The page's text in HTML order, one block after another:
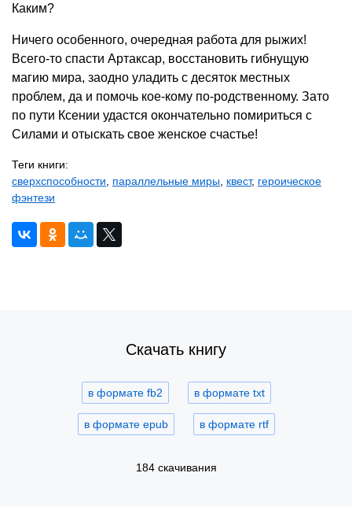
Каким?
Ничего особенного, очередная работа для рыжих!
Всего-то спасти Артаксар, восстановить гибнущую
магию мира, заодно уладить с десяток местных
проблем, да и помочь кое-кому по-родственному. Зато
по пути Ксении удастся окончательно помириться с
Силами и отыскать свое женское счастье!
Теги книги:
сверхспособности, параллельные миры, квест, героическое
фэнтези
Скачать книгу
в формате fb2 в формате txt
в формате epub в формате rtf
184 скачивания